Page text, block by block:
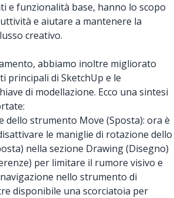
e funzionalità base, hanno lo scopo
e aiutare a mantenere la
creativo.
abbiamo inoltre migliorato
principali di SketchUp e le
di modellazione. Ecco una sintesi
dello strumento Move (Sposta): ora è
le maniglie di rotazione dello
nella sezione Drawing (Disegno)
per limitare il rumore visivo e
nello strumento di
disponibile una scorciatoia per